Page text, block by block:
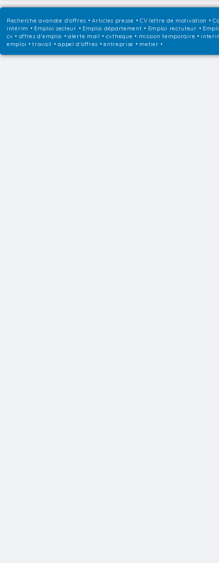
Recherche avancée d'offres •Articles presse • CV lettre de motivation •
intérim • Emploi secteur • Emploi département • Emploi recruteur •
cv • offres d'emploi • alerte mail • cvtheque • mission temporaire •
emploi • travail • appel d'offres • entreprise • metier •